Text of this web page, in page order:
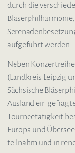
durch die
aufgeführt werden.
Neben
(Landkreis Leipzig
Sächsische
Ausland ein
Tourneetätigkeit
Europa und
teilnahm und in